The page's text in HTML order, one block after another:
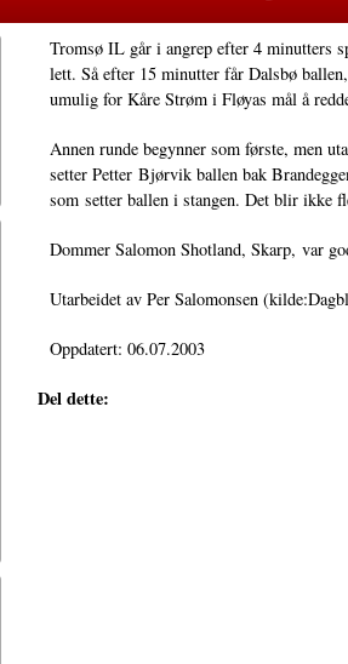
Tromsø IL går i angrep efter 4 minutters
lett. Så efter 15 minutter får Dalsbø
umulig for Kåre Strøm i Fløyas mål å
Annen runde begynner som første, men
setter Petter Bjørvik ballen bak
som setter ballen i stangen. Det blir ikke
Dommer Salomon Shotland, Skarp, var
Utarbeidet av Per Salomonsen
Oppdatert: 06.07.2003
Del dette: